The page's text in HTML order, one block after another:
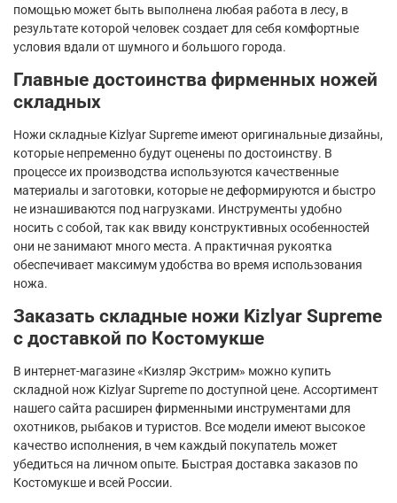
помощью может быть выполнена любая работа в лесу, в
результате которой человек создает для себя комфортные
условия вдали от шумного и большого города.
Главные достоинства фирменных ножей
складных
Ножи складные KizlyarSupreme имеют оригинальные дизайны,
которые непременно будут оценены по достоинству. В
процессе их производства используются качественные
материалы и заготовки, которые не деформируются и быстро
не изнашиваются под нагрузками. Инструменты удобно
носить с собой, так как ввиду конструктивных особенностей
они не занимают много места. А практичная рукоятка
обеспечивает максимум удобства во время использования
ножа.
Заказать складные ножи Kizlyar Supreme
с доставкой по Костомукше
В интернет-магазине «Кизляр Экстрим» можно купить
складной нож KizlyarSupreme по доступной цене. Ассортимент
нашего сайта расширен фирменными инструментами для
охотников, рыбаков и туристов. Все модели имеют высокое
качество исполнения, в чем каждый покупатель может
убедиться на личном опыте. Быстрая доставка заказов по
Костомукше и всей России.